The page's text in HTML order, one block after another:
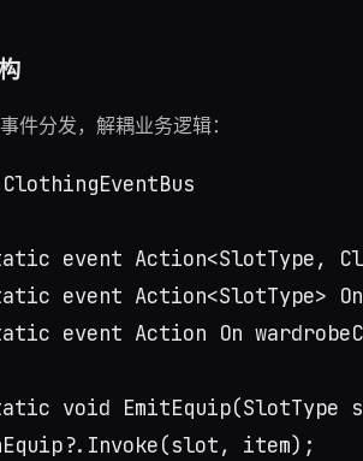
件分发，解耦业务逻辑：
event Action<SlotType,
event Action<SlotType>
event Action On
void EmitEquip(SlotType
item);